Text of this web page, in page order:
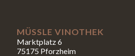
MÜSSLE VINOTHEK
Marktplatz 6
75175 Pforzheim